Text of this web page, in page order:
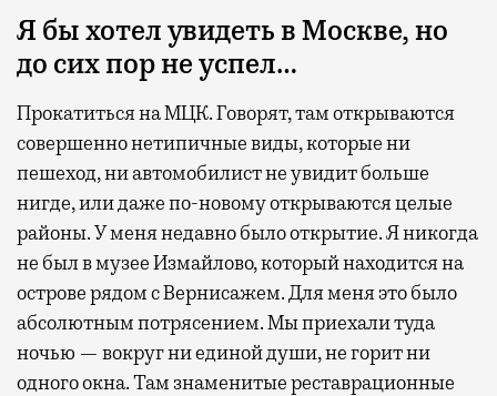
Я бы хотел увидеть в Москве, но
до сих пор не успел…
Прокатиться на МЦК. Говорят, там открываются
совершенно нетипичные виды, которые ни
пешеход, ни автомобилист не увидит больше
нигде, или даже по-новому открываются целые
районы. У меня недавно было открытие. Я никогда
не был в музее Измайлово, который находится на
острове рядом с Вернисажем. Для меня это было
абсолютным потрясением. Мы приехали туда
ночью — вокруг ни единой души, не горит ни
одного окна. Там знаменитые реставрационные